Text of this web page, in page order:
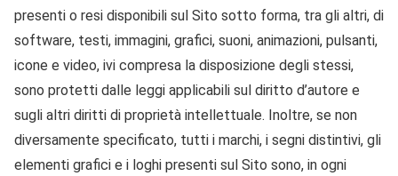
presenti o resi disponibili sul Sito sotto forma, tra gli altri, di
software, testi, immagini, grafici, suoni, animazioni, pulsanti,
icone e video, ivi compresa la disposizione degli stessi,
sono protetti dalle leggi applicabili sul diritto d’autore e
sugli altri diritti di proprietà intellettuale. Inoltre, se non
diversamente specificato, tutti i marchi, i segni distintivi, gli
elementi grafici e i loghi presenti sul Sito sono, in ogni